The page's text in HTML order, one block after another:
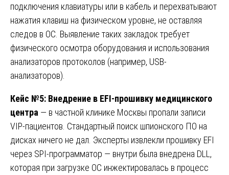
подключения клавиатуры или в кабель и перехватывают
нажатия клавиш на физическом уровне, не оставляя
следов в ОС. Выявление таких закладок требует
физического осмотра оборудования и использования
анализаторов протоколов (например, USB-
анализаторов).
Кейс №5: Внедрение в EFI-прошивку медицинского
центра — в частной клинике Москвы пропали записи
VIP-пациентов. Стандартный поиск шпионского ПО на
дисках ничего не дал. Эксперты извлекли прошивку EFI
через SPI-программатор — внутри была внедрена DLL,
которая при загрузке ОС инжектировалась в процесс